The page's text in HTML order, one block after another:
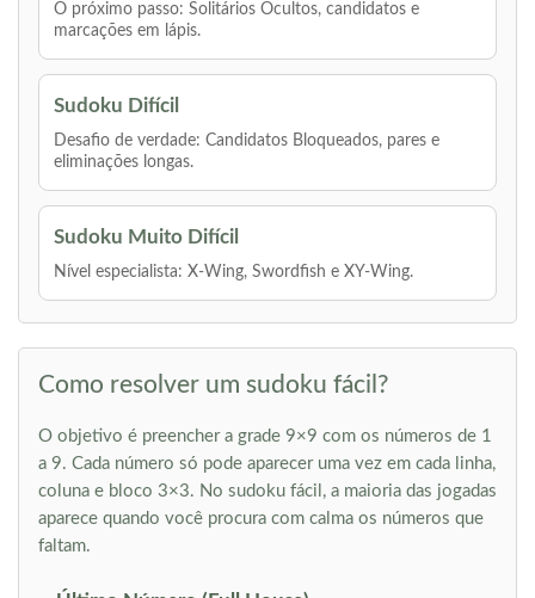
O próximo passo: Solitários Ocultos, candidatos e
marcações em lápis.
Sudoku Difícil
Desafio de verdade: Candidatos Bloqueados, pares e
eliminações longas.
Sudoku Muito Difícil
Nível especialista: X-Wing, Swordfish e XY-Wing.
Como resolver um sudoku fácil?
O objetivo é preencher a grade 9×9 com os números de 1
a 9. Cada número só pode aparecer uma vez em cada linha,
coluna e bloco 3×3. No sudoku fácil, a maioria das jogadas
aparece quando você procura com calma os números que
faltam.